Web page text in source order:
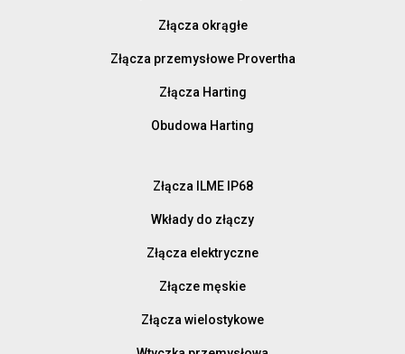
Złącza okrągłe
Złącza przemysłowe Provertha
Złącza Harting
Obudowa Harting
Złącza ILME IP68
Wkłady do złączy
Złącza elektryczne
Złącze męskie
Złącza wielostykowe